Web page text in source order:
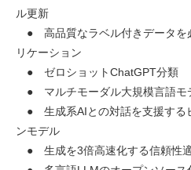
ル更新
● 高品質なラベル付きデータを
リケーション
● ゼロショットChatGPT分類
● マルチモーダル大規模言語モ
● 生成系AIとの対話を支援する
ンモデル
● 生成を3倍高速化する信頼性